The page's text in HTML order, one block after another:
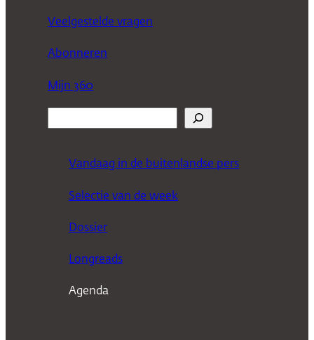
Veelgestelde vragen
Abonneren
Mijn 360
Vandaag in de buitenlandse pers
Selectie van de week
Dossier
Longreads
Agenda